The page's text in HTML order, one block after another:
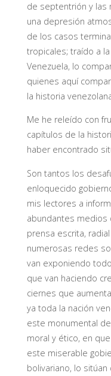
de septentrión y las
una depresión
de los casos
tropicales; traído a
Venezuela, lo
quienes aquí
la historia
Me he releído con
capítulos de la
haber encontrado
Son tantos los
enloquecido
mis lectores a
abundantes medios
prensa escrita,
numerosas redes
van exponiendo
que van haciendo
ciernes que
ya toda la nación
este monumental
moral y ético, en
este miserable
bolivariano, lo